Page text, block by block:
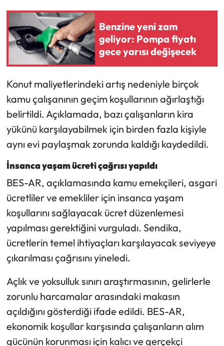
Benzine yeni zam
geliyor: Pompa fiyatı
gece yarısı değişecek
Konut maliyetlerindeki artış nedeniyle birçok
kamu çalışanının geçim koşullarının ağırlaştığı
belirtildi. Açıklamada, bazı çalışanların kira
yükünü karşılayabilmek için birden fazla kişiyle
aynı evi paylaşmak zorunda kaldığı kaydedildi.
İnsanca yaşam ücreti çağrısı yapıldı
BES-AR, açıklamasında kamu emekçileri, asgari
ücretliler ve emekliler için insanca yaşam
koşullarını sağlayacak ücret düzenlemesi
yapılması gerektiğini vurguladı. Sendika,
ücretlerin temel ihtiyaçları karşılayacak seviyeye
çıkarılması çağrısını yineledi.
Açlık ve yoksulluk sınırı araştırmasının, gelirlerle
zorunlu harcamalar arasındaki makasın
açıldığını gösterdiği ifade edildi. BES-AR,
ekonomik koşullar karşısında çalışanların alım
gücünün korunması için kalıcı ve gerçekçi